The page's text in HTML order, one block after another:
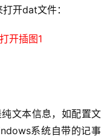
开dat文件：
文本信息，如配置文
系统自带的记事